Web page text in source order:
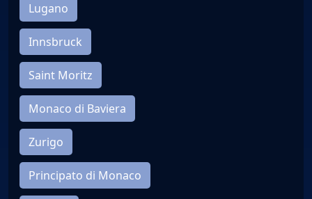
Lugano
Innsbruck
Saint Moritz
Monaco di Baviera
Zurigo
Principato di Monaco